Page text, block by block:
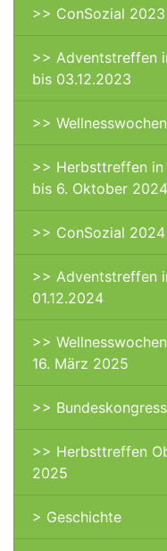
>> ConSozial 2023
>> Adventstreffen
bis 03.12.2023
>>
>> Herbsttreffen in
bis 6. Oktober 2024
>> ConSozial 2024
>> Adventstreffen
01.12.2024
>>
16. März 2025
>>
>> Herbsttreffen
2025
> Geschichte